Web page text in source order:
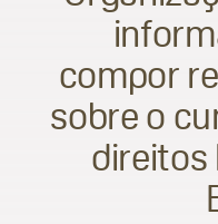
compor
sobre o
direitos